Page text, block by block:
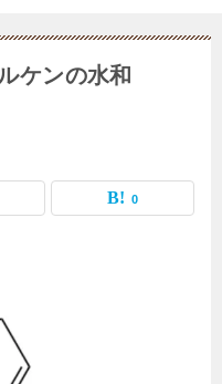
ケンの水和
0